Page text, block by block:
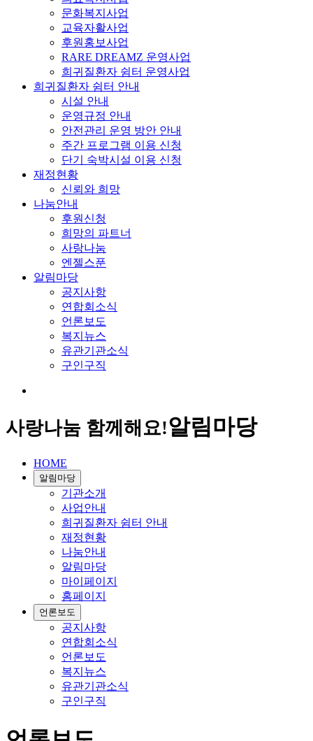
문화복지사업
교육자활사업
후원홍보사업
RARE DREAMZ 운영사업
희귀질환자 쉼터 운영사업
희귀질환자 쉼터 안내
시설 안내
운영규정 안내
안전관리 운영 방안 안내
주간 프로그램 이용 신청
단기 숙박시설 이용 신청
재정현황
신뢰와 희망
나눔안내
후원신청
희망의 파트너
사랑나눔
엔젤스푼
알림마당
공지사항
연합회소식
언론보도
복지뉴스
유관기관소식
구인구직
사랑나눔 함께해요!알림마당
HOME
알림마당
기관소개
사업안내
희귀질환자 쉼터 안내
재정현황
나눔안내
알림마당
마이페이지
홈페이지
언론보도
공지사항
연합회소식
언론보도
복지뉴스
유관기관소식
구인구직